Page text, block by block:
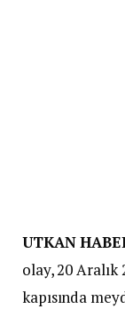
UTKAN
olay, 20 Aralık
kapısında